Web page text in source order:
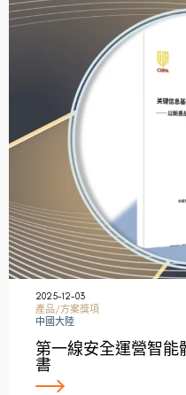
2025-12-03
產品/方案獎項
中國大陸
第一線安全運營智能
書